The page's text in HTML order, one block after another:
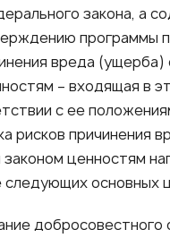
закона, а
программы
вреда
– входящая в
с ее
рисков причинения
ценностям
основных
добросовестного